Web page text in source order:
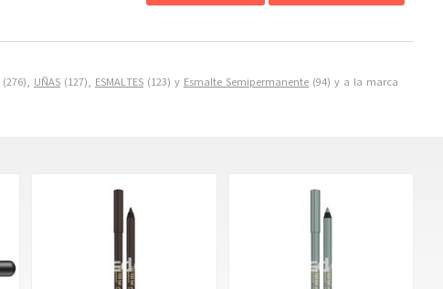
(276), UÑAS (127), ESMALTES (123) y Esmalte Semipermanente (94) y a la marca